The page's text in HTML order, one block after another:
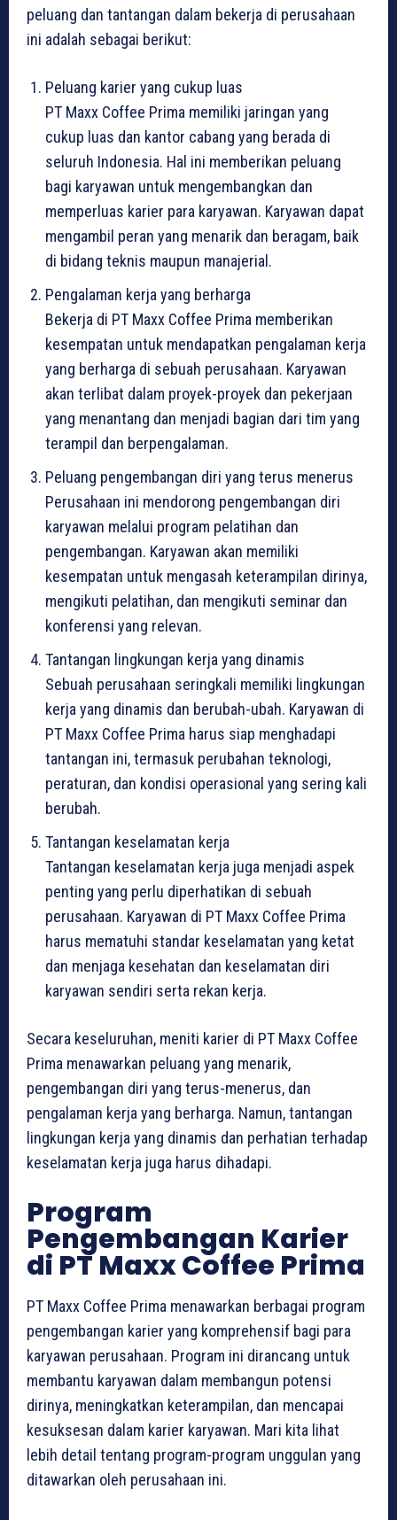
peluang dan tantangan dalam bekerja di perusahaan
ini adalah sebagai berikut:
Peluang karier yang cukup luas
PT Maxx Coffee Prima memiliki jaringan yang
cukup luas dan kantor cabang yang berada di
seluruh Indonesia. Hal ini memberikan peluang
bagi karyawan untuk mengembangkan dan
memperluas karier para karyawan. Karyawan dapat
mengambil peran yang menarik dan beragam, baik
di bidang teknis maupun manajerial.
Pengalaman kerja yang berharga
Bekerja di PT Maxx Coffee Prima memberikan
kesempatan untuk mendapatkan pengalaman kerja
yang berharga di sebuah perusahaan. Karyawan
akan terlibat dalam proyek-proyek dan pekerjaan
yang menantang dan menjadi bagian dari tim yang
terampil dan berpengalaman.
Peluang pengembangan diri yang terus menerus
Perusahaan ini mendorong pengembangan diri
karyawan melalui program pelatihan dan
pengembangan. Karyawan akan memiliki
kesempatan untuk mengasah keterampilan dirinya,
mengikuti pelatihan, dan mengikuti seminar dan
konferensi yang relevan.
Tantangan lingkungan kerja yang dinamis
Sebuah perusahaan seringkali memiliki lingkungan
kerja yang dinamis dan berubah-ubah. Karyawan di
PT Maxx Coffee Prima harus siap menghadapi
tantangan ini, termasuk perubahan teknologi,
peraturan, dan kondisi operasional yang sering kali
berubah.
Tantangan keselamatan kerja
Tantangan keselamatan kerja juga menjadi aspek
penting yang perlu diperhatikan di sebuah
perusahaan. Karyawan di PT Maxx Coffee Prima
harus mematuhi standar keselamatan yang ketat
dan menjaga kesehatan dan keselamatan diri
karyawan sendiri serta rekan kerja.
Secara keseluruhan, meniti karier di PT Maxx Coffee
Prima menawarkan peluang yang menarik,
pengembangan diri yang terus-menerus, dan
pengalaman kerja yang berharga. Namun, tantangan
lingkungan kerja yang dinamis dan perhatian terhadap
keselamatan kerja juga harus dihadapi.
Program
Pengembangan Karier
di PT Maxx Coffee Prima
PT Maxx Coffee Prima menawarkan berbagai program
pengembangan karier yang komprehensif bagi para
karyawan perusahaan. Program ini dirancang untuk
membantu karyawan dalam membangun potensi
dirinya, meningkatkan keterampilan, dan mencapai
kesuksesan dalam karier karyawan. Mari kita lihat
lebih detail tentang program-program unggulan yang
ditawarkan oleh perusahaan ini.